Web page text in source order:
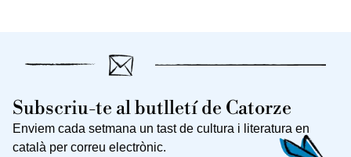
Subscriu-te al butlletí de Catorze
Enviem cada setmana un tast de cultura i literatura en
català per correu electrònic.